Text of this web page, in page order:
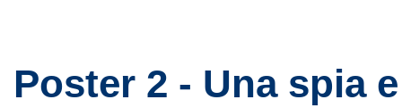
Poster 2 - Una spia